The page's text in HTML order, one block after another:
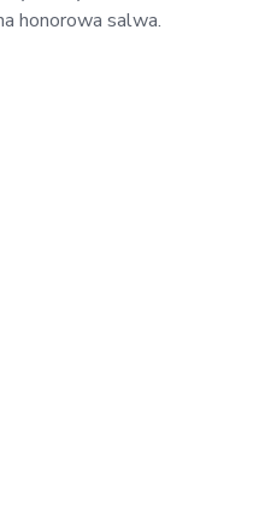
honorowa salwa.